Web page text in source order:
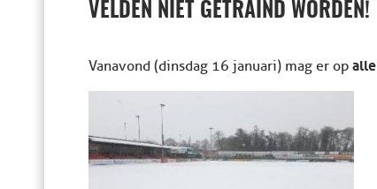
VELDEN NIET GETRAIND WORDEN!
Vanavond (dinsdag 16 januari) mag er op alle